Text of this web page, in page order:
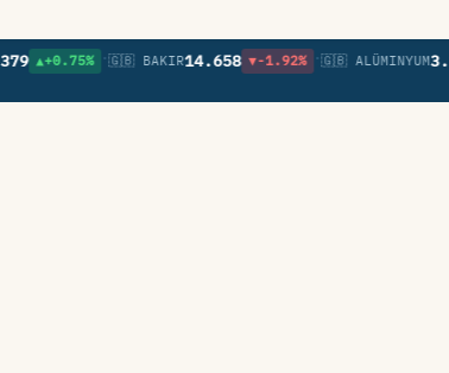
▲+0.75% •🇬🇧 BAKIR14.658 ▼-1.92% •🇬🇧 ALÜMINYUM3.257